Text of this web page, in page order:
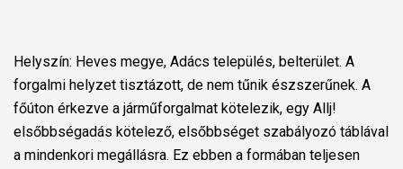
Helyszín: Heves megye, Adács település, belterület. A
forgalmi helyzet tisztázott, de nem tűnik észszerűnek. A
főúton érkezve a járműforgalmat kötelezik, egy Allj!
elsőbbségadás kötelező, elsőbbséget szabályozó táblával
a mindenkori megállásra. Ez ebben a formában teljesen